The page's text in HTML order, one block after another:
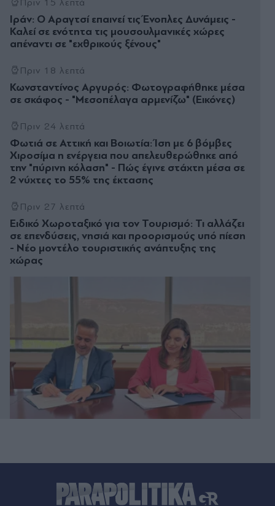
Πριν 15 λεπτά
Ιράν: Ο Αραγτσί επαινεί τις Ένοπλες Δυνάμεις -
Καλεί σε ενότητα τις μουσουλμανικές χώρες
απέναντι σε "εχθρικούς ξένους"
Πριν 18 λεπτά
Κωνσταντίνος Αργυρός: Φωτογραφήθηκε μέσα
σε σκάφος - "Μεσοπέλαγα αρμενίζω" (Εικόνες)
Πριν 24 λεπτά
Φωτιά σε Αττική και Βοιωτία: Ίση με 6 βόμβες
Χιροσίμα η ενέργεια που απελευθερώθηκε από
την "πύρινη κόλαση" - Πώς έγινε στάχτη μέσα σε
2 νύχτες το 55% της έκτασης
Πριν 27 λεπτά
Ειδικό Χωροταξικό για τον Τουρισμό: Τι αλλάζει
σε επενδύσεις, νησιά και προορισμούς υπό πίεση
- Νέο μοντέλο τουριστικής ανάπτυξης της
χώρας
League Γυναικών και το φιλικό της ΑΕΚ